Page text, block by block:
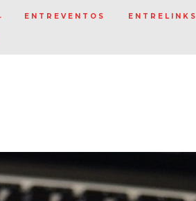
ENTREVENTOS ENTRELINKS